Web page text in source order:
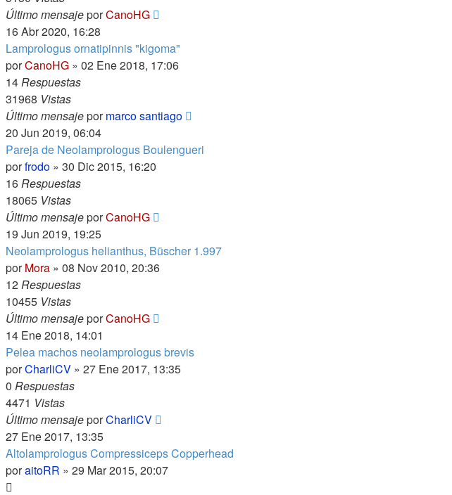
Último mensajeporCanoHG
16 Abr 2020, 16:28
Lamprologus ornatipinnis "kigoma"
porCanoHG » 02 Ene 2018, 17:06
14Respuestas
31968 Vistas
Último mensajepormarco santiago
20 Jun 2019, 06:04
Pareja de Neolamprologus Boulengueri
porfrodo » 30 Dic 2015, 16:20
16Respuestas
18065 Vistas
Último mensajeporCanoHG
19 Jun 2019, 19:25
Neolamprologus helianthus, Büscher 1.997
porMora » 08 Nov 2010, 20:36
12Respuestas
10455 Vistas
Último mensajeporCanoHG
14 Ene 2018, 14:01
Pelea machos neolamprologus brevis
porCharliCV » 27 Ene 2017, 13:35
0 Respuestas
4471 Vistas
Último mensajeporCharliCV
27 Ene 2017, 13:35
Altolamprologus Compressiceps Copperhead
poraitoRR » 29 Mar 2015, 20:07